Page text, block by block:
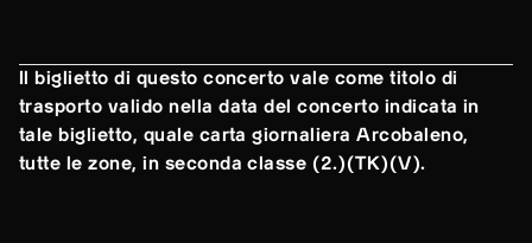
Il biglietto di questo concerto vale come titolo di
trasporto valido nella data del concerto indicata in
tale biglietto, quale carta giornaliera Arcobaleno,
tutte le zone, in seconda classe (2.)(TK)(V).